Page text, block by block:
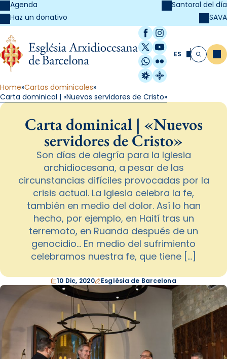
Agenda
Haz un donativo
Santoral del día
SAVA
Facebook
Instagram
X / Twitter
YouTube
WhatsApp
Flickr
Radio Estel
Catalunya
ES Buscar
Home Cartas dominicales
Carta dominical | «Nuevos servidores de Cristo»
Carta dominical | «Nuevos
servidores de Cristo»
Son días de alegría para la Iglesia
archidiocesana, a pesar de las
circunstancias difíciles provocadas por la
crisis actual. La Iglesia celebra la fe,
también en medio del dolor. Así lo han
hecho, por ejemplo, en Haití tras un
terremoto, en Ruanda después de un
genocidio… En medio del sufrimiento
celebramos nuestra fe, que tiene […]
10 Dic, 2020 Església de Barcelona